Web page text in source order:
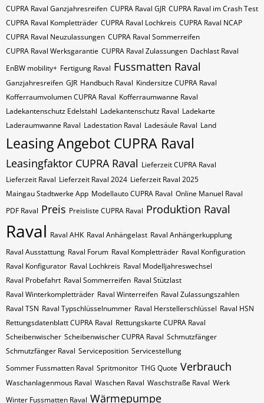
CUPRA Raval Ganzjahresreifen CUPRA Raval GJR CUPRA Raval im Crash Test
CUPRA Raval Kompletträder CUPRA Raval Lochkreis CUPRA Raval NCAP
CUPRA Raval Neuzulassungen CUPRA Raval Sommerreifen
CUPRA Raval Werksgarantie CUPRA Raval Zulassungen Dachlast Raval
EnBW mobility+ Fertigung Raval Fussmatten Raval
Ganzjahresreifen GJR Handbuch Raval Kindersitze CUPRA Raval
Kofferraumvolumen CUPRA Raval Kofferraumwanne Raval
Ladekantenschutz Edelstahl Ladekantenschutz Raval Ladekarte
Laderaumwanne Raval Ladestation Raval Ladesäule Raval Land
Leasing Angebot CUPRA Raval
Leasingfaktor CUPRA Raval Lieferzeit CUPRA Raval
Lieferzeit Raval Lieferzeit Raval 2024 Lieferzeit Raval 2025
Maingau Stadtwerke App Modellauto CUPRA Raval Online Manuel Raval
PDF Raval Preis Preisliste CUPRA Raval Produktion Raval
Raval Raval AHK Raval Anhängelast Raval Anhängerkupplung
Raval Ausstattung Raval Forum Raval Kompletträder Raval Konfiguration
Raval Konfigurator Raval Lochkreis Raval Modelljahreswechsel
Raval Probefahrt Raval Sommerreifen Raval Stützlast
Raval Winterkompletträder Raval Winterreifen Raval Zulassungszahlen
Raval​​​​ TSN Raval​​​​ Typschlüsselnummer Raval​​​​​ Herstellerschlüssel Raval​​​​​ HSN
Rettungsdatenblatt CUPRA Raval Rettungskarte CUPRA Raval
Scheibenwischer Scheibenwischer CUPRA​ Raval Schmutzfänger
Schmutzfänger Raval Serviceposition Servicestellung
Sommer Fussmatten Raval Spritmonitor THG Quote Verbrauch
Waschanlagenmous Raval Waschen Raval Waschstraße Raval Werk
Winter Fussmatten Raval Wärmepumpe